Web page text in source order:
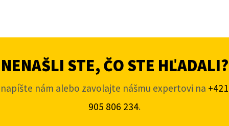
NENAŠLI STE, ČO STE HĽADALI?
napíšte nám alebo zavolajte nášmu expertovi na +421
905 806 234.